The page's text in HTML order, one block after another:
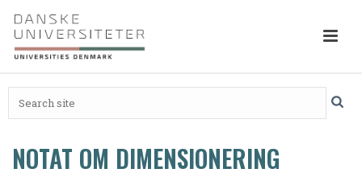
NOTAT OM DIMENSIONERING